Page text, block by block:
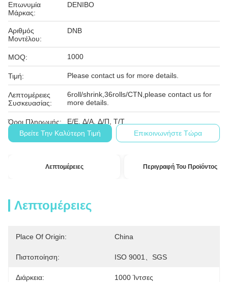
Επωνυμία
Μάρκας:
DENIBO
Αριθμός
Μοντέλου:
DNB
MOQ: 1000
Τιμή: Please contact us for more details.
Λεπτομέρειες
Συσκευασίας:
6roll/shrink,36rolls/CTN,please contact us for
more details.
Όροι Πληρωμής:
Ε/Ε, Δ/Α, Δ/Π, Τ/Τ
Βρείτε Την Καλύτερη Τιμή
Επικοινωνήστε Τώρα
Λεπτομέρειες Περιγραφή Του Προϊόντος
Λεπτομέρειες
Place Of Origin: China
Πιστοποίηση: ISO 9001、SGS
Διάρκεια: 1000 Ίντσες